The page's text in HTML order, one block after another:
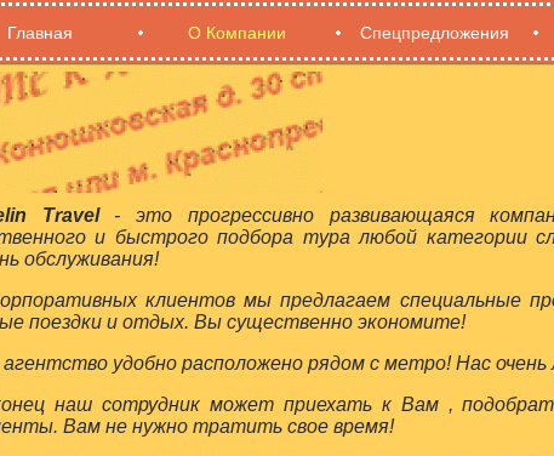
Главная О Компании Спецпредложения
Travel- это прогрессивно развивающаяся
и быстрого подбора тура любой категории
обслуживания!
клиентов мы предлагаем специальные
поездки и отдых. Вы существенно экономите!
удобно расположено рядом с метро! Нас очень
наш сотрудник может приехать к Вам ,
Вам не нужно тратить свое время!